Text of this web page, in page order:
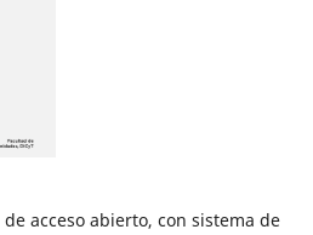
acceso abierto, con sistema de